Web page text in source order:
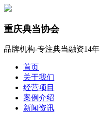
重庆典当协会
品牌机构-专注典当融资14年
首页
关于我们
经营项目
案例介绍
新闻资讯